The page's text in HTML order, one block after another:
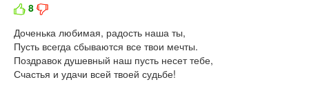
8
Доченька любимая, радость наша ты,
Пусть всегда сбываются все твои мечты.
Поздравок душевный наш пусть несет тебе,
Счастья и удачи всей твоей судьбе!